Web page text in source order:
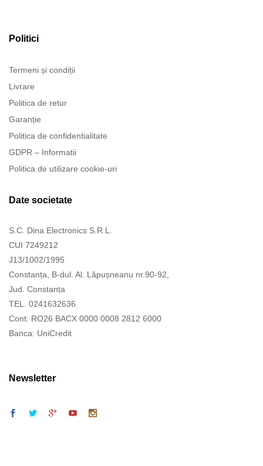
Politici
Termeni și condiții
Livrare
Politica de retur
Garanție
Politica de confidentialitate
GDPR – Informatii
Politica de utilizare cookie-uri
Date societate
S.C. Dina Electronics S.R.L.
CUI 7249212
J13/1002/1995
Constanța, B-dul. Al. Lăpușneanu nr.90-92,
Jud. Constanța
TEL. 0241632636
Cont: RO26 BACX 0000 0008 2812 6000
Banca: UniCredit
Newsletter